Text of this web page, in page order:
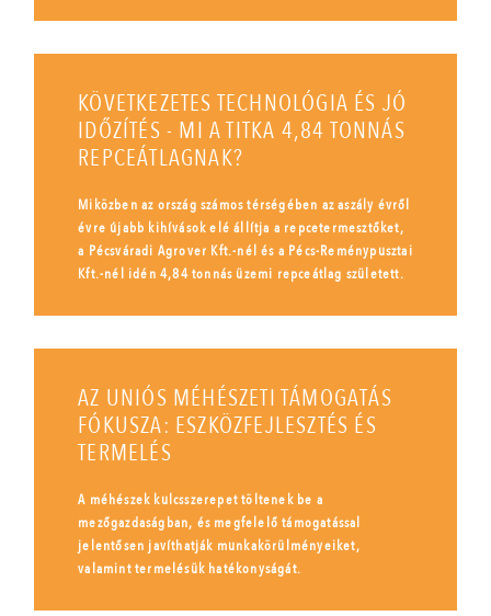
KÖVETKEZETES TECHNOLÓGIA ÉS JÓ
IDŐZÍTÉS - MI A TITKA 4,84 TONNÁS
REPCEÁTLAGNAK?
Miközben az ország számos térségében az aszály évről
évre újabb kihívások elé állítja a repcetermesztőket,
a Pécsváradi Agrover Kft.-nél és a Pécs-Reménypusztai
Kft.-nél idén 4,84 tonnás üzemi repceátlag született.
AZ UNIÓS MÉHÉSZETI TÁMOGATÁS
FÓKUSZA: ESZKÖZFEJLESZTÉS ÉS
TERMELÉS
A méhészek kulcsszerepet töltenek be a
mezőgazdaságban, és megfelelő támogatással
jelentősen javíthatják munkakörülményeiket,
valamint termelésük hatékonyságát.